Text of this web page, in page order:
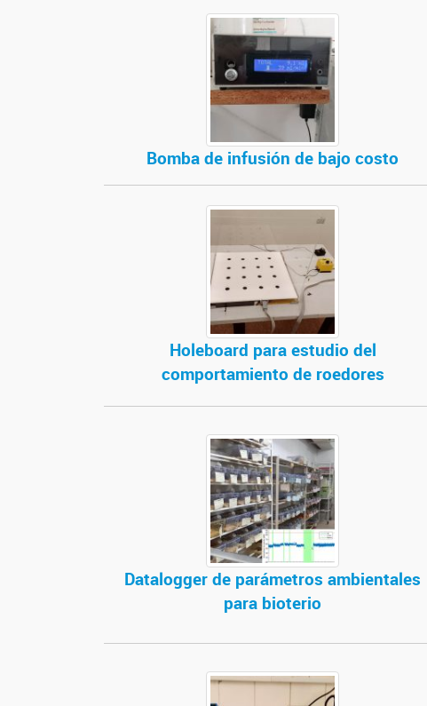
Bomba de infusión de bajo costo
Holeboard para estudio del
comportamiento de roedores
Datalogger de parámetros ambientales
para bioterio